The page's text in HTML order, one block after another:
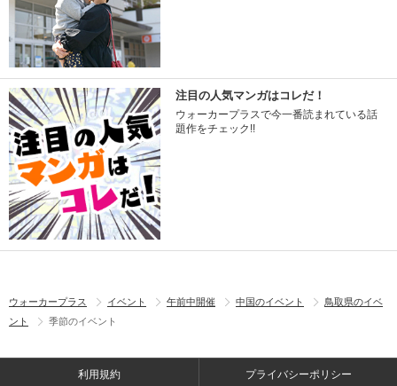
注目の人気マンガはコレだ！
ウォーカープラスで今一番読まれている話
題作をチェック!!
ウォーカープラス イベント 午前中開催 中国のイベント
鳥取県のイベ
ント
季節のイベント
利用規約 プライバシーポリシー